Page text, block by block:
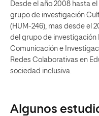
Desde el año 2008 hasta
grupo de investigación
(HUM-246), mas desde el
del grupo de investigación
Comunicación e
Redes Colaborativas en
sociedad inclusiva.
Algunos